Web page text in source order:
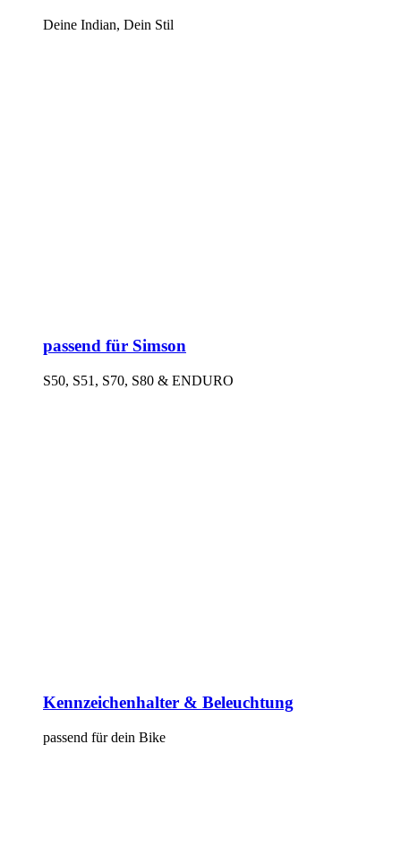
Deine Indian, Dein Stil
passend für Simson
S50, S51, S70, S80 & ENDURO
Kennzeichenhalter & Beleuchtung
passend für dein Bike